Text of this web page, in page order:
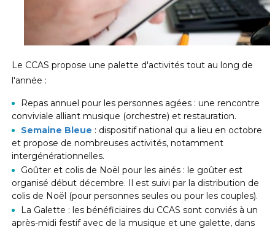
Le CCAS propose une palette d'activités tout au long de
l'année :
Repas annuel pour les personnes agées : une rencontre
conviviale alliant musique (orchestre) et restauration.
Semaine Bleue : dispositif national qui a lieu en octobre
et propose de nombreuses activités, notamment
intergénérationnelles.
Goûter et colis de Noël pour les ainés : le goûter est
organisé début décembre. Il est suivi par la distribution de
colis de Noël (pour personnes seules ou pour les couples).
La Galette : les bénéficiaires du CCAS sont conviés à un
après-midi festif avec de la musique et une galette, dans